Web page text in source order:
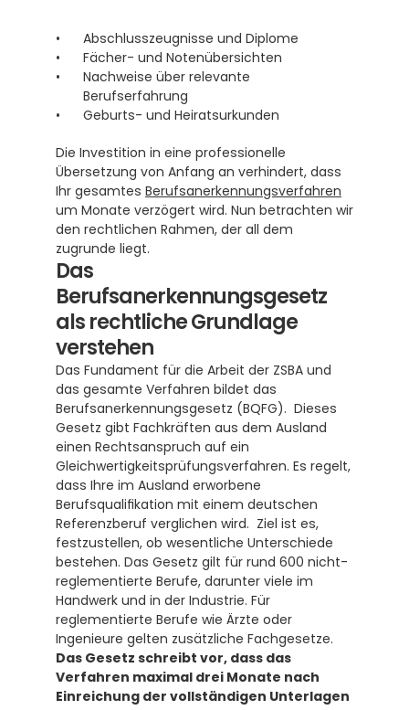
Abschlusszeugnisse und Diplome
Fächer- und Notenübersichten
Nachweise über relevante
Berufserfahrung
Geburts- und Heiratsurkunden
Die Investition in eine professionelle
Übersetzung von Anfang an verhindert, dass
Ihr gesamtes Berufsanerkennungsverfahren
um Monate verzögert wird. Nun betrachten wir
den rechtlichen Rahmen, der all dem
zugrunde liegt.
Das
Berufsanerkennungsgesetz
als rechtliche Grundlage
verstehen
Das Fundament für die Arbeit der ZSBA und
das gesamte Verfahren bildet das
Berufsanerkennungsgesetz (BQFG).  Dieses
Gesetz gibt Fachkräften aus dem Ausland
einen Rechtsanspruch auf ein
Gleichwertigkeitsprüfungsverfahren. Es regelt,
dass Ihre im Ausland erworbene
Berufsqualifikation mit einem deutschen
Referenzberuf verglichen wird.  Ziel ist es,
festzustellen, ob wesentliche Unterschiede
bestehen. Das Gesetz gilt für rund 600 nicht-
reglementierte Berufe, darunter viele im
Handwerk und in der Industrie. Für
reglementierte Berufe wie Ärzte oder
Das Gesetz schreibt vor, dass das
Verfahren maximal drei Monate nach
Einreichung der vollständigen Unterlagen